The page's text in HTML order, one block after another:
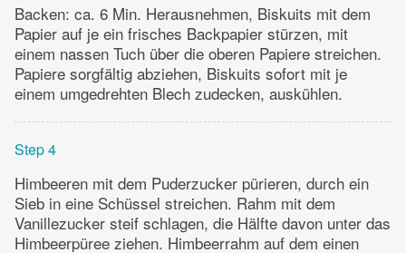
Backen: ca. 6 Min. Herausnehmen, Biskuits mit dem
Papier auf je ein frisches Backpapier stürzen, mit
einem nassen Tuch über die oberen Papiere streichen.
Papiere sorgfältig abziehen, Biskuits sofort mit je
einem umgedrehten Blech zudecken, auskühlen.
Step 4
Himbeeren mit dem Puderzucker pürieren, durch ein
Sieb in eine Schüssel streichen. Rahm mit dem
Vanillezucker steif schlagen, die Hälfte davon unter das
Himbeerpüree ziehen. Himbeerrahm auf dem einen